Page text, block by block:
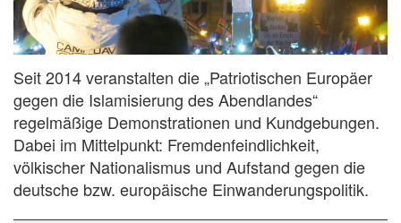
Seit 2014 veranstalten die „Patriotischen Europäer
gegen die Islamisierung des Abendlandes“
regelmäßige Demonstrationen und Kundgebungen.
Dabei im Mittelpunkt: Fremdenfeindlichkeit,
völkischer Nationalismus und Aufstand gegen die
deutsche bzw. europäische Einwanderungspolitik.